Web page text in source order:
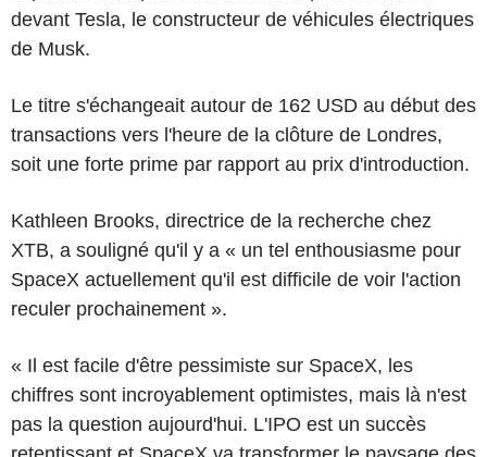
devant Tesla, le constructeur de véhicules électriques
de Musk.
Le titre s'échangeait autour de 162 USD au début des
transactions vers l'heure de la clôture de Londres,
soit une forte prime par rapport au prix d'introduction.
Kathleen Brooks, directrice de la recherche chez
XTB, a souligné qu'il y a « un tel enthousiasme pour
SpaceX actuellement qu'il est difficile de voir l'action
reculer prochainement ».
« Il est facile d'être pessimiste sur SpaceX, les
chiffres sont incroyablement optimistes, mais là n'est
pas la question aujourd'hui. L'IPO est un succès